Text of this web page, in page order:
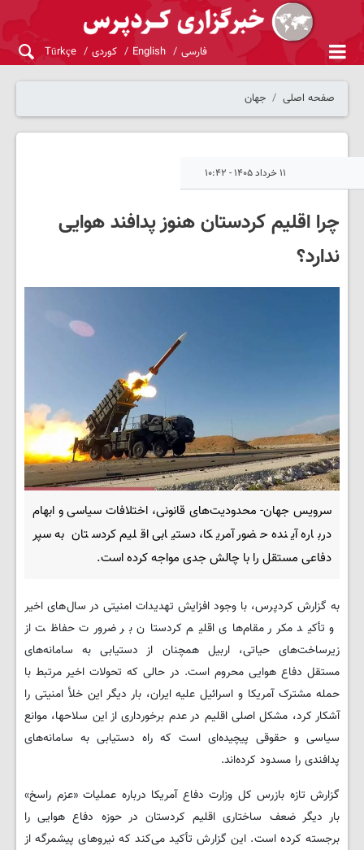
فارسی English کوردی Türkçe
صفحه اصلی جهان
۱۱ خرداد ۱۴۰۵ - ۱۰:۴۲
چرا اقلیم کردستان هنوز پدافند هوایی
ندارد؟
سرویس جهان- محدودیت‌های قانونی، اختلافات سیاسی و ابهام
درباره آینده حضور آمریکا، دستیابی اقلیم کردستان به سپر
دفاعی مستقل را با چالش جدی مواجه کرده است.
به گزارش کردپرس، با وجود افزایش تهدیدات امنیتی در سال‌های اخیر
و تأکید مکرر مقام‌های اقلیم کردستان بر ضرورت حفاظت از
زیرساخت‌های حیاتی، اربیل همچنان از دستیابی به سامانه‌های
مستقل دفاع هوایی محروم است. در حالی که تحولات اخیر مرتبط با
حمله مشترک آمریکا و اسرائیل علیه ایران، بار دیگر این خلأ امنیتی را
آشکار کرد، مشکل اصلی اقلیم در عدم برخورداری از این سلاحها، موانع
سیاسی و حقوقی پیچیده‌ای است که راه دستیابی به سامانه‌های
پدافندی را مسدود کرده‌اند.
گزارش تازه بازرس کل وزارت دفاع آمریکا درباره عملیات «عزم راسخ»
بار دیگر ضعف ساختاری اقلیم کردستان در حوزه دفاع هوایی را
برجسته کرده است. این گزارش تأکید می‌کند که نیروهای پیشمرگه از